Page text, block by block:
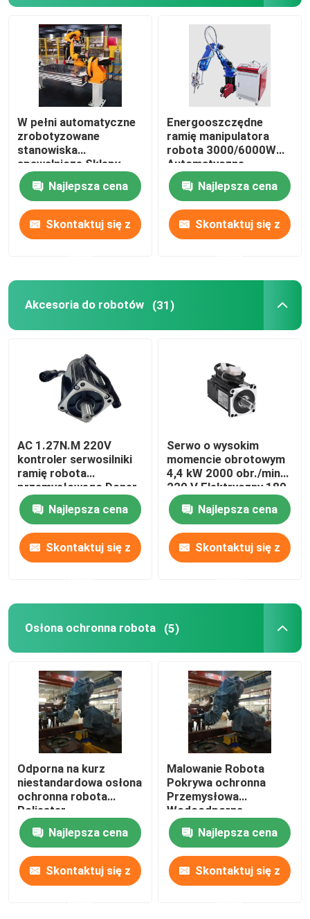
Ramię robota Yaskawa
Wizja robota 3D
Robotyczne stacje robocze
Akcesoria do robotów
Osłona ochronna robota
Części robota
Zasilacz robota
Przemysłowe roboty spawalnicze
Używane ramię robota
Konserwacja robota
Ręczna maszyna do czyszczenia laserowego
Spawarka Fronius
robota Kawasaki
W pełni automatyczne
zrobotyzowane
stanowiska
spawalnicze Sklepy
odzieżowe Hotele
Najlepsza cena
Skontaktuj się z
Energooszczędne
ramię manipulatora
robota 3000/6000W
Automatyczne
stanowisko
spawalnicze
Najlepsza cena
Skontaktuj się z
Akcesoria do robotów (31)
AC 1.27N.M 220V
kontroler serwosilniki
ramię robota
przemysłowego Doner
Najlepsza cena
Skontaktuj się z
Serwo o wysokim
momencie obrotowym
4,4 kW 2000 obr./min
220 V Elektryczny 180
mm 5 biegunów CE
RoHS Standardowa
tokarka CNC
Najlepsza cena
Skontaktuj się z
Osłona ochronna robota (5)
Odporna na kurz
niestandardowa osłona
ochronna robota
Poliester
Najlepsza cena
Skontaktuj się z
Malowanie Robota
Pokrywa ochronna
Przemysłowa
Wodoodporna
Najlepsza cena
Skontaktuj się z